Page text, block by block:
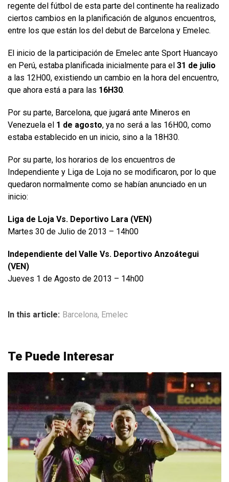
regente del fútbol de esta parte del continente ha realizado
ciertos cambios en la planificación de algunos encuentros,
entre los que están los del debut de Barcelona y Emelec.
El inicio de la participación de Emelec ante Sport Huancayo
en Perú, estaba planificada inicialmente para el 31 de julio
a las 12H00, existiendo un cambio en la hora del encuentro,
que ahora está a para las 16H30.
Por su parte, Barcelona, que jugará ante Mineros en
Venezuela el 1 de agosto, ya no será a las 16H00, como
estaba establecido en un inicio, sino a la 18H30.
Por su parte, los horarios de los encuentros de
Independiente y Liga de Loja no se modificaron, por lo que
quedaron normalmente como se habían anunciado en un
inicio:
Liga de Loja Vs. Deportivo Lara (VEN)
Martes 30 de Julio de 2013 – 14h00
Independiente del Valle Vs. Deportivo Anzoátegui
(VEN)
Jueves 1 de Agosto de 2013 – 14h00
In this article: Barcelona, Emelec
Te Puede Interesar